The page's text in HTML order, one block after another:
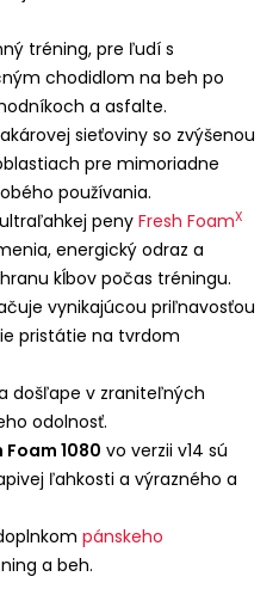
tréning, pre ľudí s
chodidlom na beh po
a asfalte.
sieťoviny so zvýšenou
pre mimoriadne
používania.
peny Fresh FoamX
energický odraz a
kĺbov počas tréningu.
vynikajúcou priľnavosťou
pristátie na tvrdom
došľape v zraniteľných
odolnosť.
Foam 1080 vo verzii v14 sú
ľahkosti a výrazného a
pánskeho
a beh.